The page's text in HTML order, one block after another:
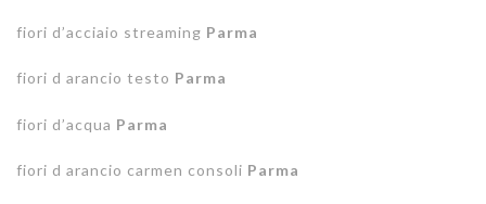
fiori d’acciaio streaming Parma
fiori d arancio testo Parma
fiori d’acqua Parma
fiori d arancio carmen consoli Parma